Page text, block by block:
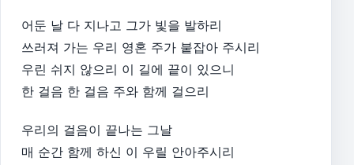
어둔 날 다 지나고 그가 빛을 발하리
쓰러져 가는 우리 영혼 주가 붙잡아 주시리
우린 쉬지 않으리 이 길에 끝이 있으니
한 걸음 한 걸음 주와 함께 걸으리
우리의 걸음이 끝나는 그날
매 순간 함께 하신 이 우릴 안아주시리